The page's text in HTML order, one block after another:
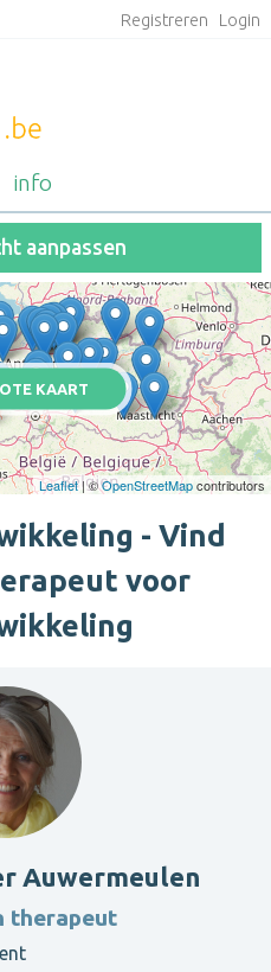
Registreren Login
info
aanpassen
KAART
Leaflet| ©OpenStreetMapcontributors
- Vind
voor
Auwermeulen
therapeut